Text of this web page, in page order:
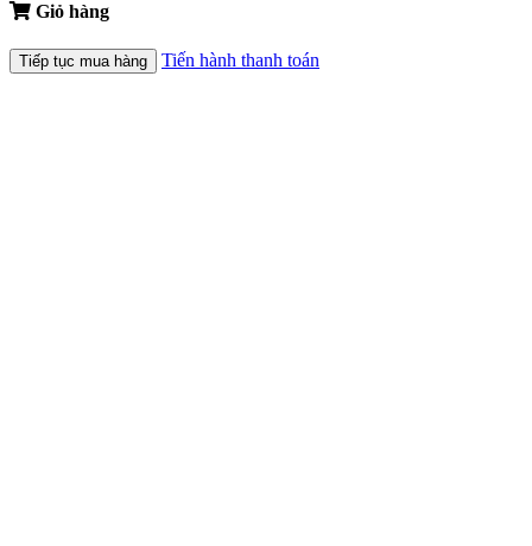
Giỏ hàng
Tiếp tục mua hàng Tiến hành thanh toán